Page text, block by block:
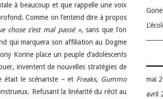
à beaucoup et que rappelle une voix
Comme on l’entend dire à propos
chose s’est mal passé », sans que l’on
qui marquera son affiliation au Dogme
Korine place un peuple d’adolescents
inventent de nouvelles stratégies de
le scénariste – et Freaks, Gummo
Refusant la linéarité du récit au
mai
avril